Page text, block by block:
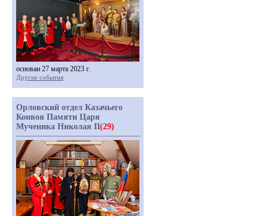
основан 27 марта 2023 г.
Другие события
Орловский отдел Казачьего
Конвоя Памяти Царя
Мученика Николая II(29)